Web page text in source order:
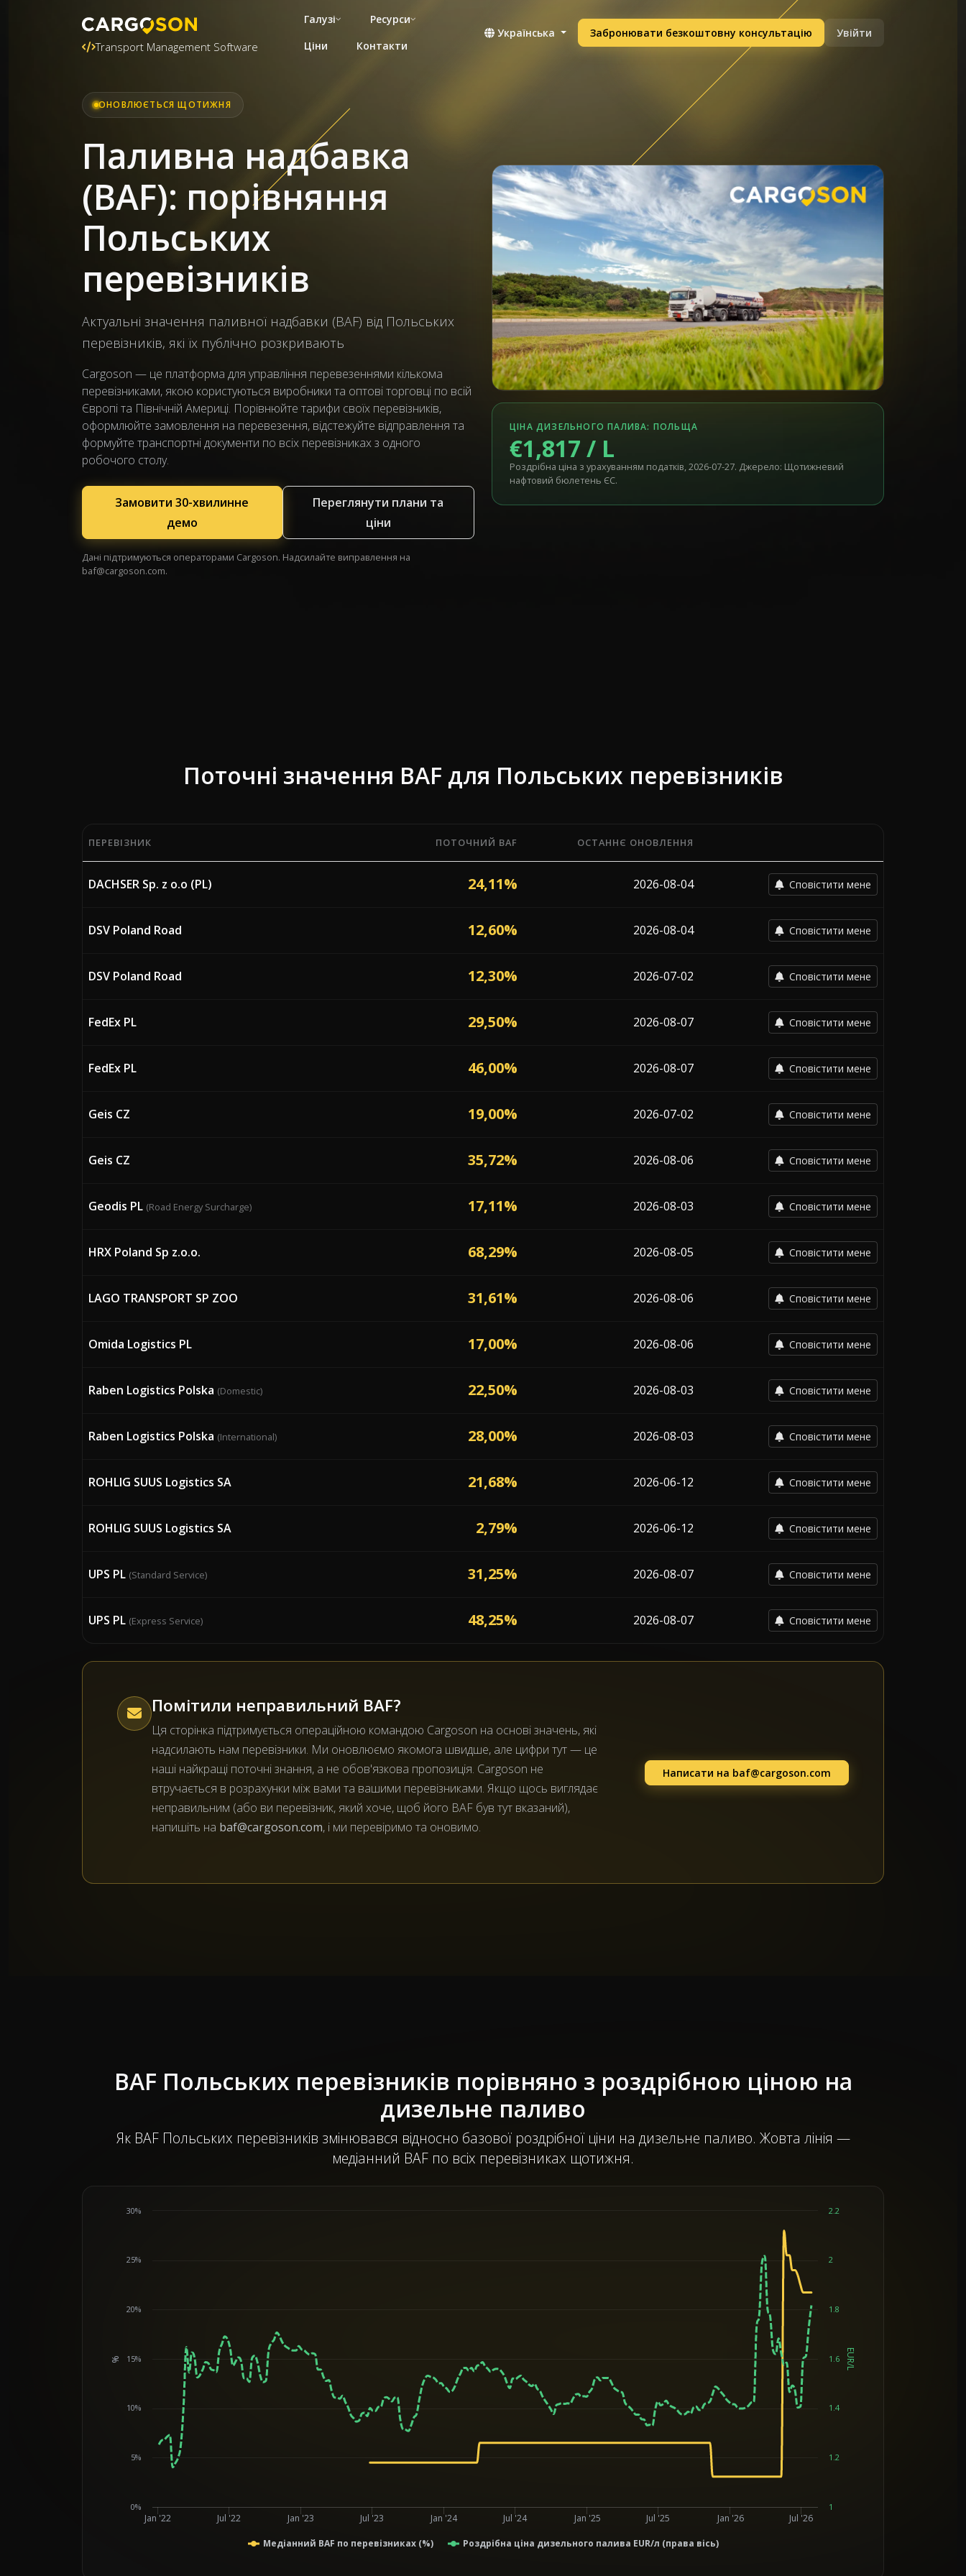
Transport Management Software
Галузі
Ресурси
Ціни
Контакти
Українська Забронювати безкоштовну консультацію Увійти
ОНОВЛЮЄТЬСЯ ЩОТИЖНЯ
Паливна надбавка
(BAF): порівняння
Польських
перевізників
Актуальні значення паливної надбавки (BAF) від Польських
перевізників, які їх публічно розкривають
Cargoson — це платформа для управління перевезеннями кількома
перевізниками, якою користуються виробники та оптові торговці по всій
Європі та Північній Америці. Порівнюйте тарифи своїх перевізників,
оформлюйте замовлення на перевезення, відстежуйте відправлення та
формуйте транспортні документи по всіх перевізниках з одного
робочого столу.
Замовити 30-хвилинне
демо
Переглянути плани та
ціни
Дані підтримуються операторами Cargoson. Надсилайте виправлення на
baf@cargoson.com.
ЦІНА ДИЗЕЛЬНОГО ПАЛИВА: ПОЛЬЩА
€1,817 / L
Роздрібна ціна з урахуванням податків, 2026-07-27. Джерело: Щотижневий
нафтовий бюлетень ЄС.
Поточні значення BAF для Польських перевізників
Поточні відсотки паливної надбавки (BAF) від 17 перевізників, що працюють у Польща, із датою останньої зміни кожного перевізника.
ПЕРЕВІЗНИК ПОТОЧНИЙ BAF ОСТАННЄ ОНОВЛЕННЯ
DACHSER Sp. z o.o (PL) 24,11% 2026-08-04 Сповістити мене
DSV Poland Road 12,60% 2026-08-04 Сповістити мене
DSV Poland Road 12,30% 2026-07-02 Сповістити мене
FedEx PL 29,50% 2026-08-07 Сповістити мене
FedEx PL 46,00% 2026-08-07 Сповістити мене
Geis CZ 19,00% 2026-07-02 Сповістити мене
Geis CZ 35,72% 2026-08-06 Сповістити мене
Geodis PL (Road Energy Surcharge) 17,11% 2026-08-03 Сповістити мене
HRX Poland Sp z.o.o. 68,29% 2026-08-05 Сповістити мене
LAGO TRANSPORT SP ZOO 31,61% 2026-08-06 Сповістити мене
Omida Logistics PL 17,00% 2026-08-06 Сповістити мене
Raben Logistics Polska (Domestic) 22,50% 2026-08-03 Сповістити мене
Raben Logistics Polska (International) 28,00% 2026-08-03 Сповістити мене
ROHLIG SUUS Logistics SA 21,68% 2026-06-12 Сповістити мене
ROHLIG SUUS Logistics SA 2,79% 2026-06-12 Сповістити мене
UPS PL (Standard Service) 31,25% 2026-08-07 Сповістити мене
UPS PL (Express Service) 48,25% 2026-08-07 Сповістити мене
Помітили неправильний BAF?
Ця сторінка підтримується операційною командою Cargoson на основі значень, які
надсилають нам перевізники. Ми оновлюємо якомога швидше, але цифри тут — це
наші найкращі поточні знання, а не обов'язкова пропозиція. Cargoson не
втручається в розрахунки між вами та вашими перевізниками. Якщо щось виглядає
неправильним (або ви перевізник, який хоче, щоб його BAF був тут вказаний),
напишіть на baf@cargoson.com, і ми перевіримо та оновимо.
Написати на baf@cargoson.com
BAF Польських перевізників порівняно з роздрібною ціною на
дизельне паливо
Як BAF Польських перевізників змінювався відносно базової роздрібної ціни на дизельне паливо. Жовта лінія —
медіанний BAF по всіх перевізниках щотижня.
% EUR/L
Медіанний BAF по перевізниках (%) Роздрібна ціна дизельного палива EUR/л (права вісь)
Jan '22 Jul '22 Jan '23 Jul '23 Jan '24 Jul '24 Jan '25 Jul '25 Jan '26 Jul '26
0%
5%
10%
15%
20%
25%
30%
1
1.2
1.4
1.6
1.8
2
2.2